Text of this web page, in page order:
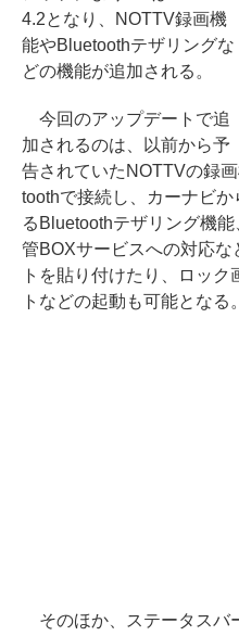
4.2となり、NOTTV録画機
能やBluetoothテザリングな
どの機能が追加される。
今回のアップデートで追
加されるのは、以前から予
告されていたNOTTVの録
toothで接続し、カーナビ
るBluetoothテザリング機
管BOXサービスへの対応
トを貼り付けたり、ロッ
トなどの起動も可能となる。
そのほか、ステータスバ